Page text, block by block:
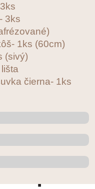
3ks
1ks (60cm)
(sivý)
čierna- 1ks